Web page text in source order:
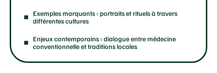
Exemples marquants : portraits et rituels à travers
différentes cultures
Enjeux contemporains : dialogue entre médecine
conventionnelle et traditions locales